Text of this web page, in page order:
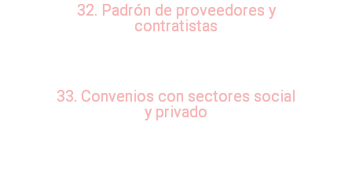
32. Padrón de proveedores y
contratistas
33. Convenios con sectores social
y privado